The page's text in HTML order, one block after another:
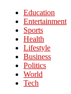
Education
Entertainment
Sports
Health
Lifestyle
Business
Politics
World
Tech